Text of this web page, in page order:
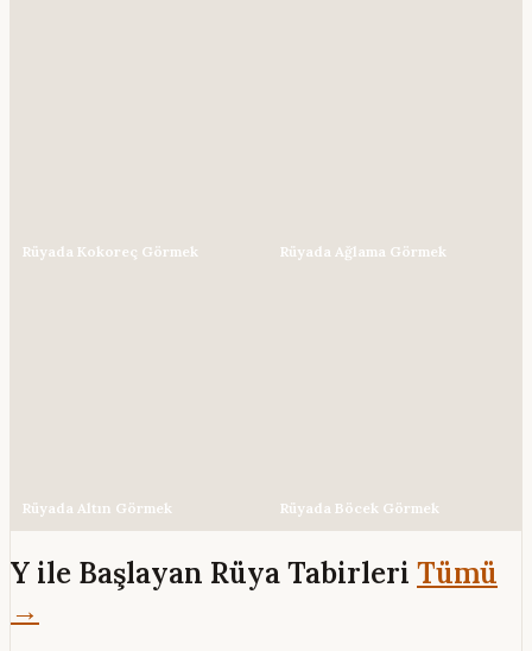
Rüyada Kokoreç Görmek Rüyada Ağlama Görmek
Rüyada Altın Görmek Rüyada Böcek Görmek
Y ile Başlayan Rüya Tabirleri Tümü
→